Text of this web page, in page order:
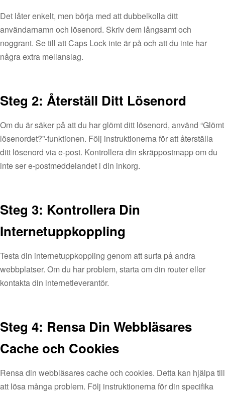
Det låter enkelt, men börja med att dubbelkolla ditt
användarnamn och lösenord. Skriv dem långsamt och
noggrant. Se till att Caps Lock inte är på och att du inte har
några extra mellanslag.
Steg 2: Återställ Ditt Lösenord
Om du är säker på att du har glömt ditt lösenord, använd “Glömt
lösenordet?”-funktionen. Följ instruktionerna för att återställa
ditt lösenord via e-post. Kontrollera din skräppostmapp om du
inte ser e-postmeddelandet i din inkorg.
Steg 3: Kontrollera Din
Internetuppkoppling
Testa din internetuppkoppling genom att surfa på andra
webbplatser. Om du har problem, starta om din router eller
kontakta din internetleverantör.
Steg 4: Rensa Din Webbläsares
Cache och Cookies
Rensa din webbläsares cache och cookies. Detta kan hjälpa till
att lösa många problem. Följ instruktionerna för din specifika